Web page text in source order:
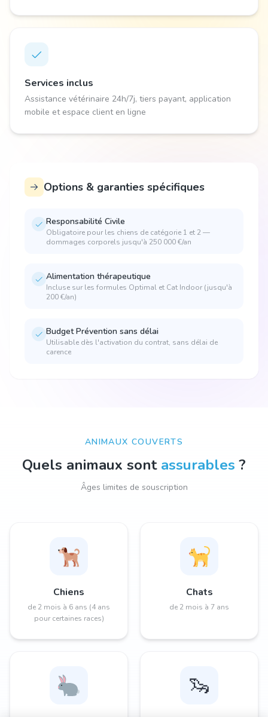
Services inclus
Assistance vétérinaire 24h/7j, tiers payant, application
mobile et espace client en ligne
Options & garanties spécifiques
Responsabilité Civile
Obligatoire pour les chiens de catégorie 1 et 2 —
dommages corporels jusqu'à 250 000 €/an
Alimentation thérapeutique
Incluse sur les formules Optimal et Cat Indoor (jusqu'à
200 €/an)
Budget Prévention sans délai
Utilisable dès l'activation du contrat, sans délai de
carence
ANIMAUX COUVERTS
Quels animaux sont assurables ?
Âges limites de souscription
Chiens
de 2 mois à 6 ans (4 ans
pour certaines races)
Chats
de 2 mois à 7 ans
🦦